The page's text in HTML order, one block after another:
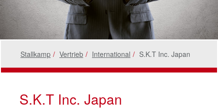
Stallkamp Vertrieb International S.K.T Inc. Japan
S.K.T Inc. Japan